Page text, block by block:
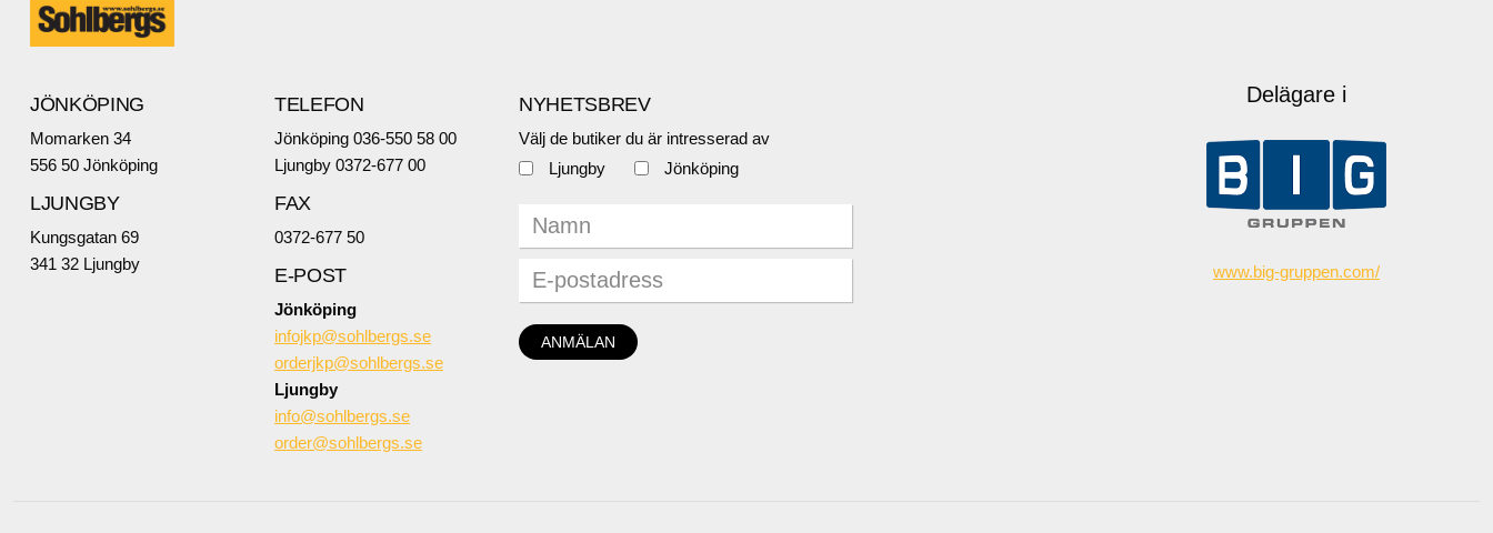
JÖNKÖPING
Momarken 34
556 50 Jönköping
LJUNGBY
Kungsgatan 69
341 32 Ljungby
TELEFON
Jönköping 036-550 58 00
Ljungby 0372-677 00
FAX
0372-677 50
E-POST
Jönköping
infojkp@sohlbergs.se
orderjkp@sohlbergs.se
Ljungby
info@sohlbergs.se
order@sohlbergs.se
NYHETSBREV
Välj de butiker du är intresserad av
Ljungby
Jönköping
Delägare i
www.big-gruppen.com/